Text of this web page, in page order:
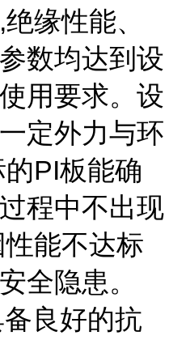
缘性能、
数均达到设
用要求。设
定外力与环
PI板能确
程中不出现
能不达标
全隐患。
良好的抗